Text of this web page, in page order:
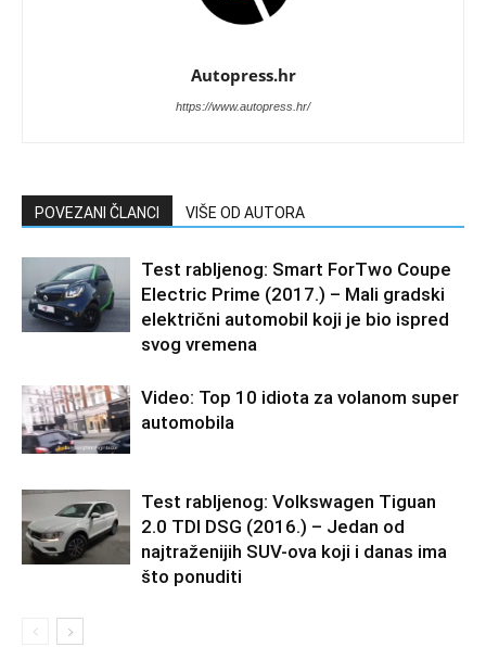
Autopress.hr
https://www.autopress.hr/
POVEZANI ČLANCI VIŠE OD AUTORA
Test rabljenog: Smart ForTwo Coupe
Electric Prime (2017.) – Mali gradski
električni automobil koji je bio ispred
svog vremena
Video: Top 10 idiota za volanom super
automobila
Test rabljenog: Volkswagen Tiguan
2.0 TDI DSG (2016.) – Jedan od
najtraženijih SUV-ova koji i danas ima
što ponuditi